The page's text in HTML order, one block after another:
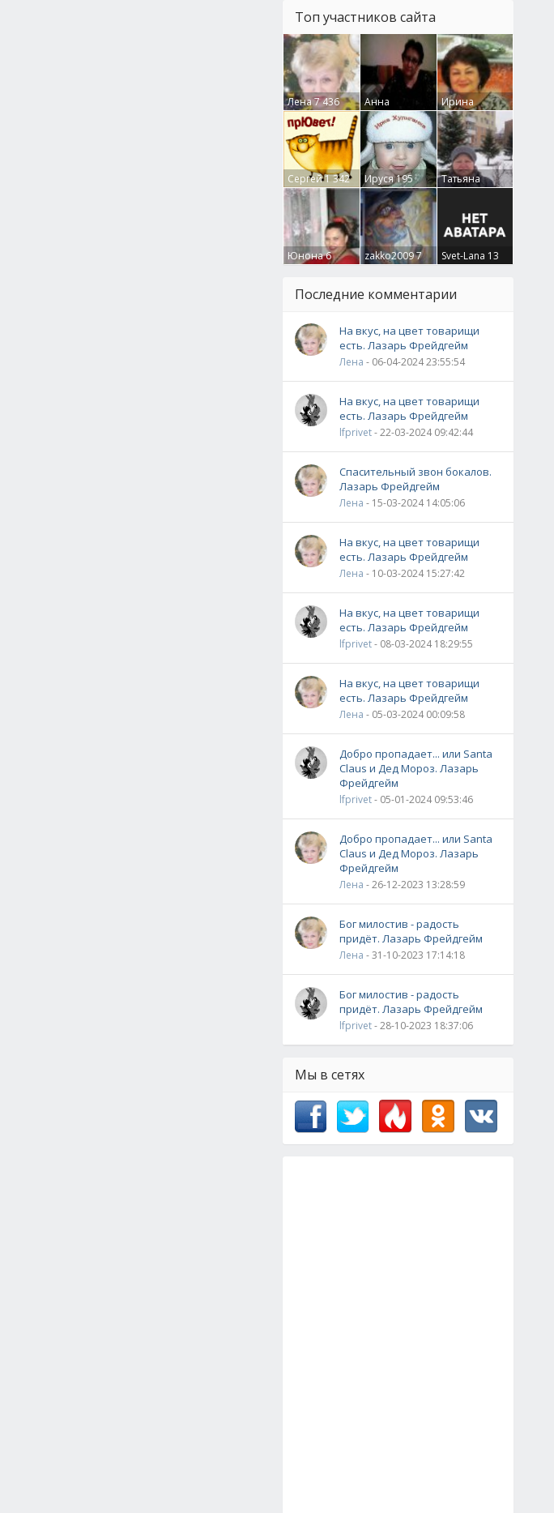
Топ участников сайта
Лена7 436
Анна
Гумлевая0
Ирина
Бруцкая41
Сергей1 342 Ируся195
Татьяна
Крючкова0
Юнона6 zakko20097 Svet-Lana 13
Последние комментарии
На вкус, на цвет товарищи
есть. Лазарь Фрейдгейм
Лена - 06-04-2024 23:55:54
На вкус, на цвет товарищи
есть. Лазарь Фрейдгейм
lfprivet- 22-03-2024 09:42:44
Спасительный звон бокалов.
Лазарь Фрейдгейм
Лена - 15-03-2024 14:05:06
На вкус, на цвет товарищи
есть. Лазарь Фрейдгейм
Лена - 10-03-2024 15:27:42
На вкус, на цвет товарищи
есть. Лазарь Фрейдгейм
lfprivet- 08-03-2024 18:29:55
На вкус, на цвет товарищи
есть. Лазарь Фрейдгейм
Лена - 05-03-2024 00:09:58
Добро пропадает... или Santa
Claus и Дед Мороз. Лазарь
Фрейдгейм
lfprivet- 05-01-2024 09:53:46
Добро пропадает... или Santa
Claus и Дед Мороз. Лазарь
Фрейдгейм
Лена - 26-12-2023 13:28:59
Бог милостив - радость
придёт. Лазарь Фрейдгейм
Лена - 31-10-2023 17:14:18
Бог милостив - радость
придёт. Лазарь Фрейдгейм
lfprivet- 28-10-2023 18:37:06
Мы в сетях